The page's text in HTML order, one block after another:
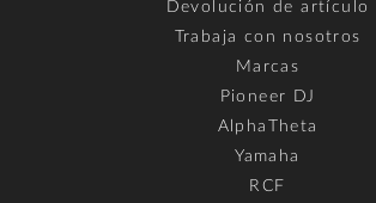
Devolución de artículo
Trabaja con nosotros
Marcas
Pioneer DJ
AlphaTheta
Yamaha
RCF